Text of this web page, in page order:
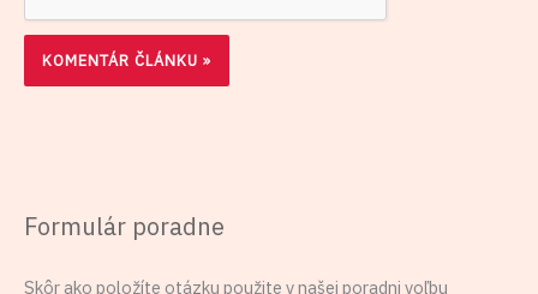
Formulár poradne
Skôr ako položíte otázku použite v našej poradni voľbu